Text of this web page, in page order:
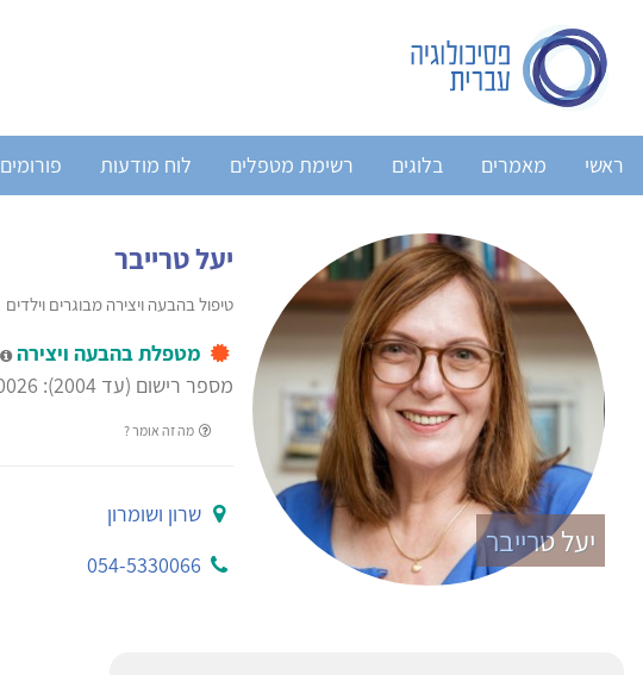
ראשי מאמרים בלוגים רשימת מטפלים לוח מודעות פורומים
יעל טרייבר
יעל טרייבר
טיפול בהבעה ויצירה מבוגרים וילדים
מטפלת בהבעה ויצירה
מספר רישום (עד 2004): 20026
מה זה אומר ?
שרון ושומרון
054-5330066